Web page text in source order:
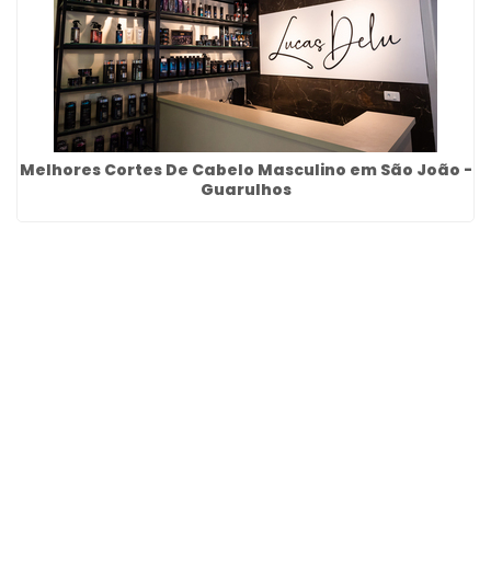
Melhores Cortes De Cabelo Masculino em São João -
Guarulhos